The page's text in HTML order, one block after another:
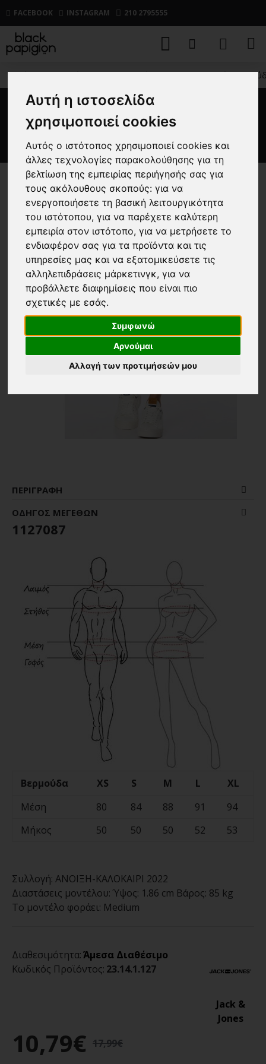
Αυτή η ιστοσελίδα
χρησιμοποιεί cookies
Αυτός ο ιστότοπος χρησιμοποιεί cookies και
άλλες τεχνολογίες παρακολούθησης για τη
βελτίωση της εμπειρίας περιήγησής σας για
τους ακόλουθους σκοπούς:για να
ενεργοποιήσετε τη βασική λειτουργικότητα
του ιστότοπου,για να παρέχετε καλύτερη
εμπειρία στον ιστότοπο,για να μετρήσετε το
ενδιαφέρον σας για τα προϊόντα και τις
υπηρεσίες μας και να εξατομικεύσετε τις
αλληλεπιδράσεις μάρκετινγκ,για να
προβάλλετε διαφημίσεις που είναι πιο
σχετικές με εσάς.
Συμφωνώ
Αρνούμαι
Αλλαγή των προτιμήσεών μου
FACEBOOK INSTAGRAM 210 2795555
ΑΝΔΡΙΚΑ ΒΕΡΜΟΥΔΕΣ ΥΦΑΣΜΑΤΙΝΕΣ
Βερμούδα Jack n Jones
πορτοκαλί
ΠΕΡΙΓΡΑΦΉ
ΟΔΗΓΌΣ ΜΕΓΕΘΏΝ
1127087
Βερμούδα XS S M L
XL
Μέση
80 84 88 91
94
Μήκος
50 50 50 52 53
Συλλογή: ΑΝΟΙΞΗ-ΚΑΛΟΚΑΙΡΙ 2022
Διαστάσεις μοντέλου: Ύψος: 1.86 cm Βάρος: 85 kg
Το μοντέλο φοράει: Medium
10,79€ 17,99€
Διαθεσιμότητα:Άμεσα Διαθέσιμο
Κωδικός Προϊόντος: 23.14.1.127
Jack &
Jones